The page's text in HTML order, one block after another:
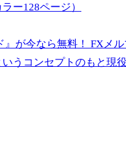
ー128ページ）
が今なら無料！ FXメ
うコンセプトのもと現